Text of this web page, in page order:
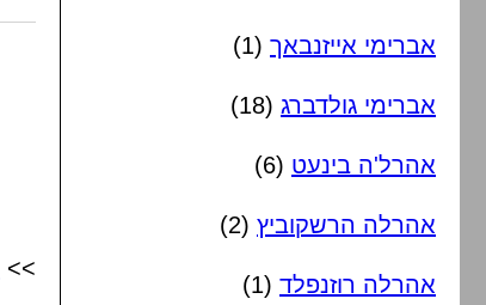
>>
אברימי אייזנבאך (1)
אברימי גולדברג (18)
אהרל'ה בינעט (6)
אהרלה הרשקוביץ (2)
אהרלה רוזנפלד (1)